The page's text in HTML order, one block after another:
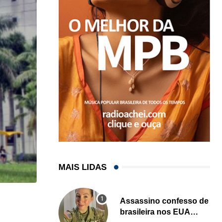
HISTÓRICO
MAIS LIDAS
Assassino confesso de
brasileira nos EUA